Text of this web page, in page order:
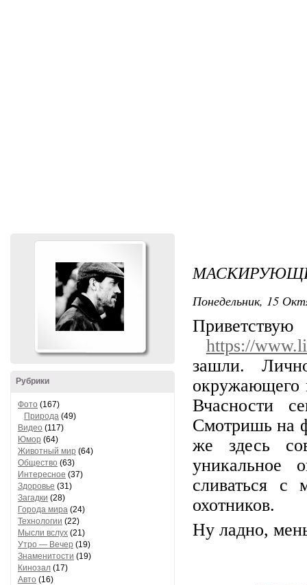
Рубрики
Фото (167)
Природа (49)
Видео (117)
Юмор (64)
Животный мир (64)
Общество (63)
Интересное (37)
Здоровье (31)
Загадки (28)
Города мира (24)
Технологии (22)
Мысли вслух (21)
Утро — Вечер (19)
Знаменитости (19)
Кинозал (17)
Авто (16)
Понедельник, 15
https://
зашли.
окружающего
Вчасности
Смотришь на
же здесь
уникальное
сливаться
охотников.
Ну ладно,